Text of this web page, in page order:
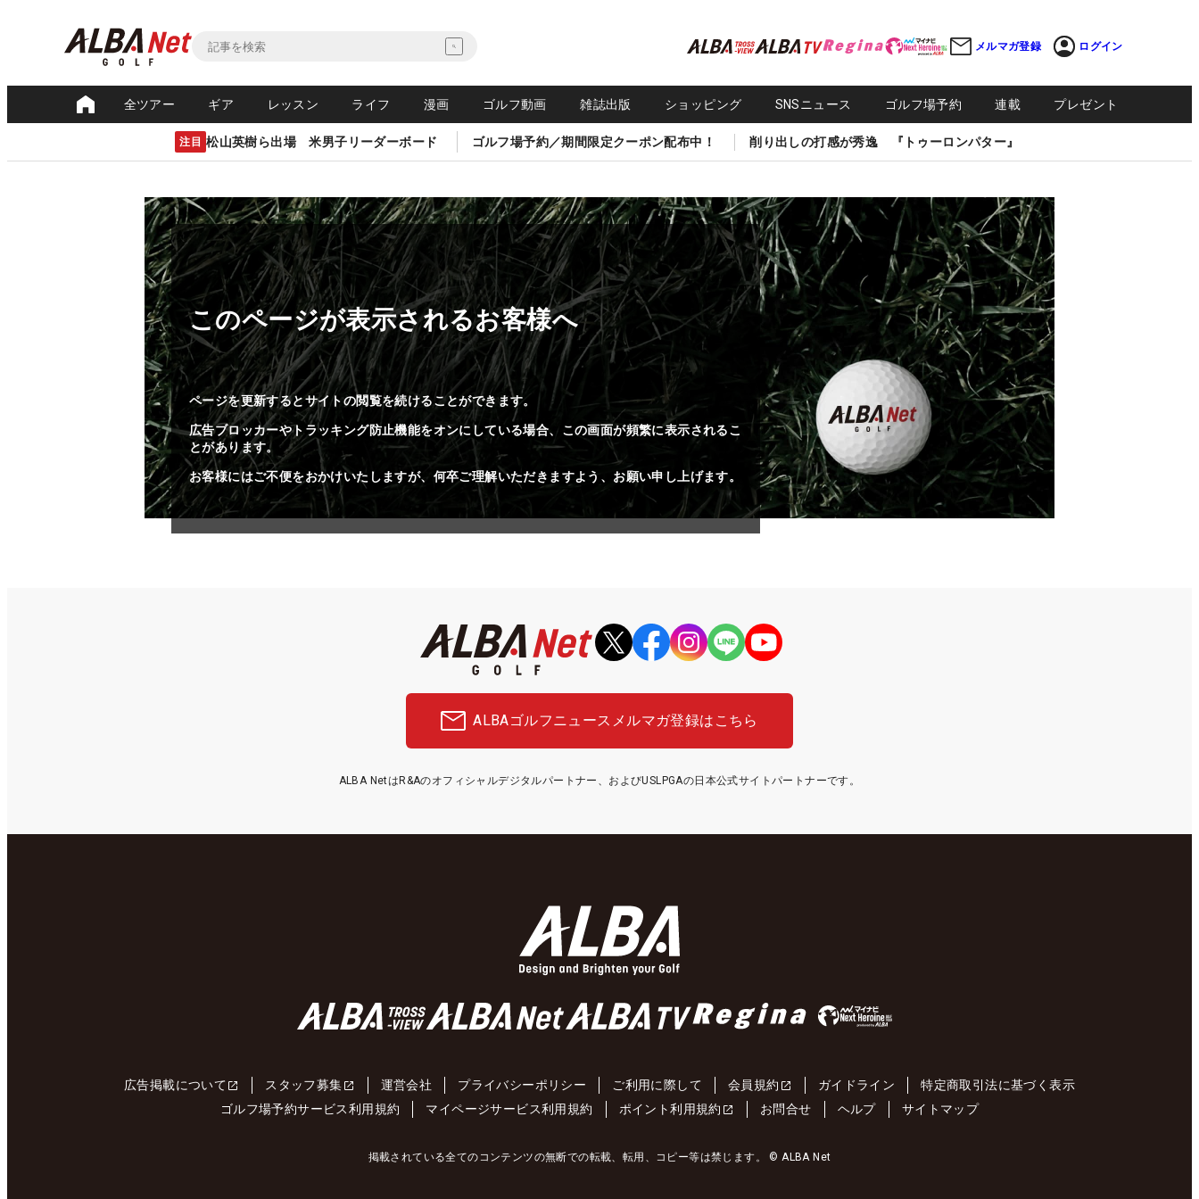
メルマガ登録 ログイン
全ツアー ギア レッスン ライフ 漫画 ゴルフ動画 雑誌出版 ショッピング SNSニュース ゴルフ場予約 連載 プレゼント
注目 松山英樹ら出場 米男子リーダーボード ゴルフ場予約／期間限定クーポン配布中！ 削り出しの打感が秀逸 『トゥーロンパター』
このページが表示されるお客様へ
ページを更新するとサイトの閲覧を続けることができます。
広告ブロッカーやトラッキング防止機能をオンにしている場合、この画面が頻繁に表示されるこ
とがあります。
お客様にはご不便をおかけいたしますが、何卒ご理解いただきますよう、お願い申し上げます。
ALBAゴルフニュース メルマガ登録はこちら
ALBA NetはR&Aのオフィシャルデジタルパートナー、およびUSLPGAの日本公式サイトパートナーです。
広告掲載について スタッフ募集 運営会社 プライバシーポリシー ご利用に際して 会員規約 ガイドライン
特定商取引法に基づく表示
ゴルフ場予約サービス利用規約
マイページサービス利用規約 ポイント利用規約 お問合せ ヘルプ サイトマップ
掲載されている全てのコンテンツの無断での転載、転用、コピー等は禁じます。 © ALBA Net